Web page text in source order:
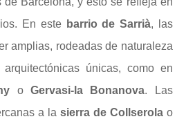
En este barrio de Sarrià, las
amplias, rodeadas de naturaleza
únicas, como en
o Gervasi-la Bonanova. Las
a la sierra de Collserolao